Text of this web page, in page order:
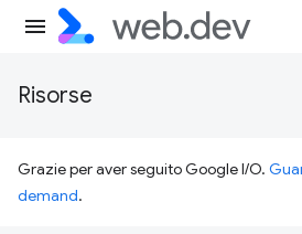
Risorse
Grazie per aver seguito Google I/O.
demand.